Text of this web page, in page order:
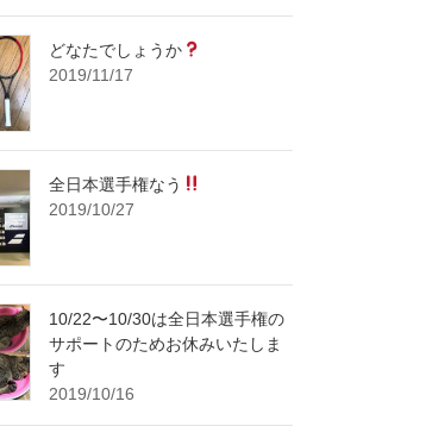
どなたでしょうか
2019/11/17
全日本選手権なう
2019/10/27
10/22〜10/30は全日本選手権の
サポートのためお休みいたしま
す
2019/10/16